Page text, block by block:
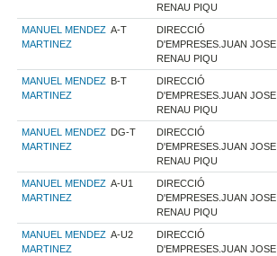
RENAU PIQU
MANUEL MENDEZ
MARTINEZ
A-T
DIRECCIÓ
D'EMPRESES.JUAN JOSE
RENAU PIQU
MANUEL MENDEZ
MARTINEZ
B-T
DIRECCIÓ
D'EMPRESES.JUAN JOSE
RENAU PIQU
MANUEL MENDEZ
MARTINEZ
DG-T
DIRECCIÓ
D'EMPRESES.JUAN JOSE
RENAU PIQU
MANUEL MENDEZ
MARTINEZ
A-U1
DIRECCIÓ
D'EMPRESES.JUAN JOSE
RENAU PIQU
MANUEL MENDEZ
MARTINEZ
A-U2
DIRECCIÓ
D'EMPRESES.JUAN JOSE